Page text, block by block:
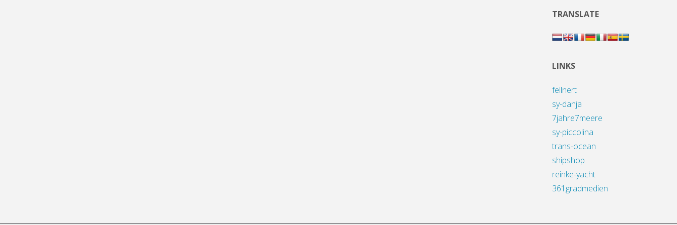
TRANSLATE
LINKS
fellnert
sy-danja
7jahre7meere
sy-piccolina
trans-ocean
shipshop
reinke-yacht
361gradmedien